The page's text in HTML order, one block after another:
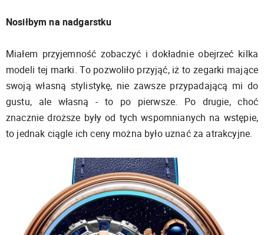
Nosiłbym na nadgarstku
Miałem przyjemność zobaczyć i dokładnie obejrzeć kilka
modeli tej marki. To pozwoliło przyjąć, iż to zegarki mające
swoją własną stylistykę, nie zawsze przypadającą mi do
gustu, ale własną - to po pierwsze. Po drugie, choć
znacznie droższe były od tych wspomnianych na wstępie,
to jednak ciągle ich ceny można było uznać za atrakcyjne.